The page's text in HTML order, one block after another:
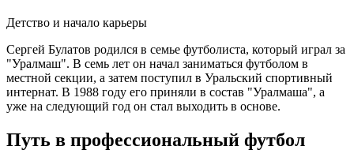
Детство и начало карьеры
Сергей Булатов родился в семье футболиста, который играл за
"Уралмаш". В семь лет он начал заниматься футболом в
местной секции, а затем поступил в Уральский спортивный
интернат. В 1988 году его приняли в состав "Уралмаша", а
уже на следующий год он стал выходить в основе.
Путь в профессиональный футбол